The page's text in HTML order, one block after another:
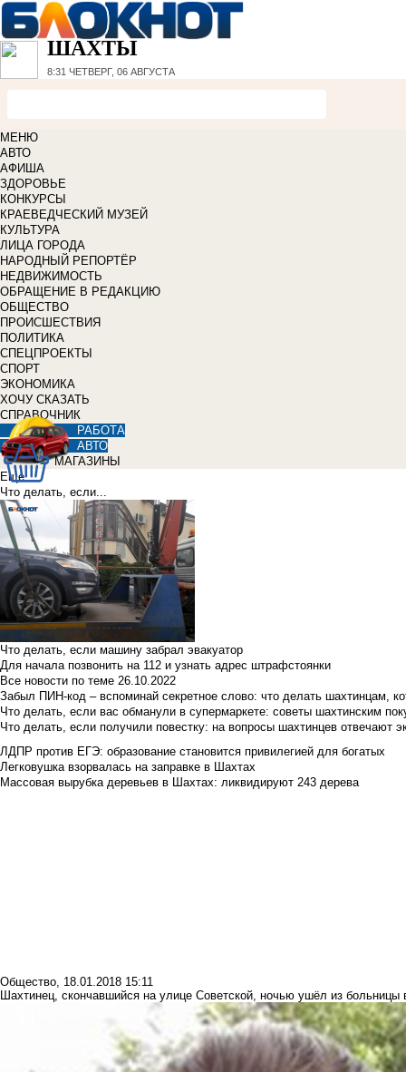
ШАХТЫ
8:31 ЧЕТВЕРГ, 06 АВГУСТА
МЕНЮ
АВТО
АФИША
ЗДОРОВЬЕ
КОНКУРСЫ
КРАЕВЕДЧЕСКИЙ МУЗЕЙ
КУЛЬТУРА
ЛИЦА ГОРОДА
НАРОДНЫЙ РЕПОРТЁР
НЕДВИЖИМОСТЬ
ОБРАЩЕНИЕ В РЕДАКЦИЮ
ОБЩЕСТВО
ПРОИСШЕСТВИЯ
ПОЛИТИКА
СПЕЦПРОЕКТЫ
СПОРТ
ЭКОНОМИКА
ХОЧУ СКАЗАТЬ
СПРАВОЧНИК
РАБОТА
АВТО
МАГАЗИНЫ
Еще
Что делать, если...
Что делать, если машину забрал эвакуатор
Для начала позвонить на 112 и узнать адрес штрафстоянки
Все новости по теме 26.10.2022
Забыл ПИН-код – вспоминай секретное слово: что делать шахтинцам,
Что делать, если вас обманули в супермаркете: советы шахтинским
Что делать, если получили повестку: на вопросы шахтинцев отвечают
ЛДПР против ЕГЭ: образование становится привилегией для богатых
Легковушка взорвалась на заправке в Шахтах
Массовая вырубка деревьев в Шахтах: ликвидируют 243 дерева
Общество, 18.01.2018 15:11
Шахтинец, скончавшийся на улице Советской, ночью ушёл из больницы